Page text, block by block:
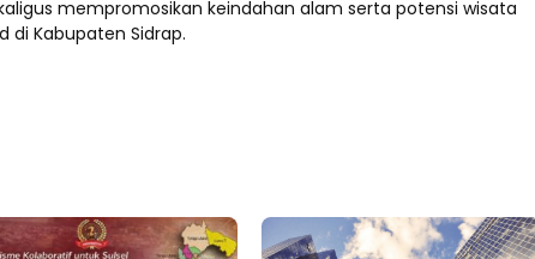
mempromosikan keindahan alam serta potensi wisata
di Kabupaten Sidrap.